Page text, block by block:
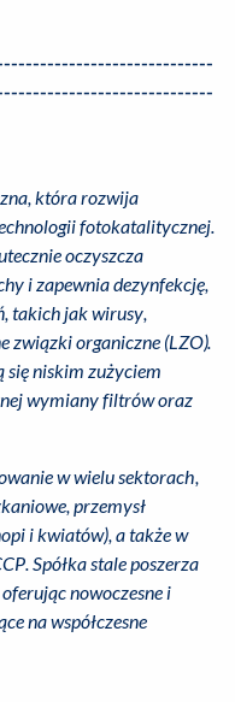
która rozwija
fotokatalitycznej.
oczyszcza
i zapewnia dezynfekcję,
takich jak wirusy,
związki organiczne (LZO).
niskim zużyciem
wymiany filtrów oraz
w wielu sektorach,
przemysł
i kwiatów), a także w
Spółka stale poszerza
nowoczesne i
na współczesne